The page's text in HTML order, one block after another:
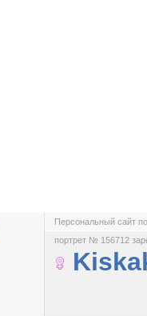
Персональный сайт
портрет № 156712